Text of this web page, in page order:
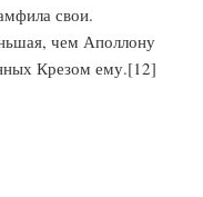
свои.
чем Аполлону
Крезом ему.[12]